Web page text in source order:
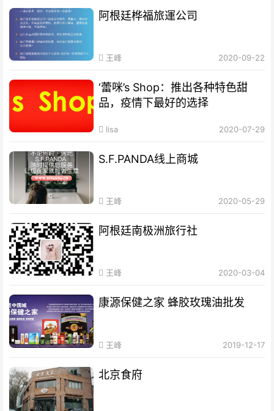
阿根廷桦福旅運公司
王峰 2020-09-22
‘蕾咪’s Shop：推出各种特色甜
品，疫情下最好的选择
lisa 2020-07-29
S.F.PANDA线上商城
王峰 2020-05-29
阿根廷南极洲旅行社
王峰 2020-03-04
康源保健之家 蜂胶玫瑰油批发
王峰 2019-12-17
北京食府